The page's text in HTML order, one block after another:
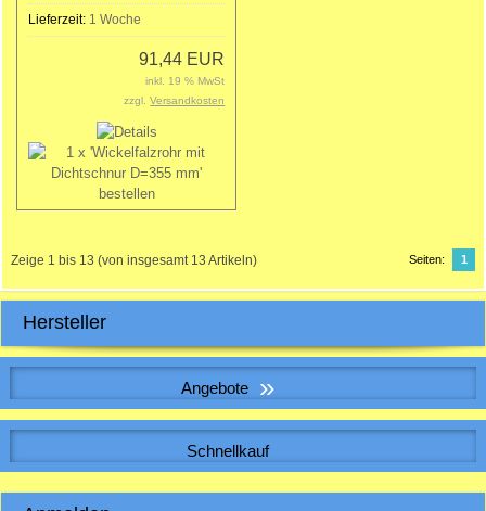
Lieferzeit: 1 Woche
91,44 EUR
inkl. 19 % MwSt
zzgl.Versandkosten
Zeige 1 bis 13 (von insgesamt 13 Artikeln) Seiten: 1
Hersteller
Angebote »
WICKELFALZROHR , Lüftungsrohr DN 250
Schnellkauf